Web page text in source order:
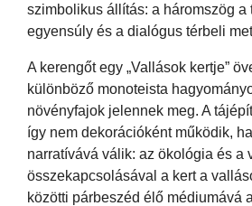
szimbolikus állítás: a háromszög a
egyensúly és a dialógus térbeli
A kerengőt egy „Vallások kertje”
különböző monoteista
növényfajok jelennek meg. A
így nem dekorációként működik,
narratívává válik: az ökológia és a
összekapcsolásával a kert a
közötti párbeszéd élő médiumává